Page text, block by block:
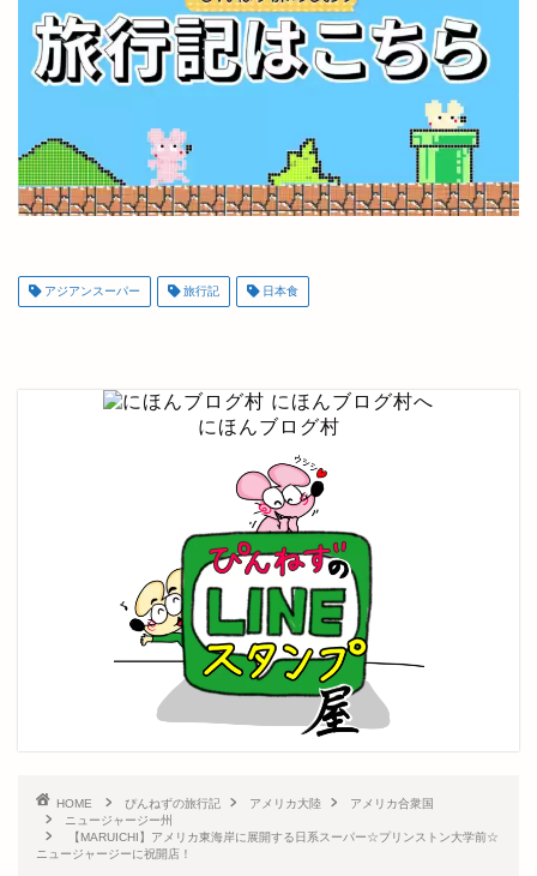
アジアンスーパー 旅行記 日本食
にほんブログ村
HOME ぴんねずの旅行記 アメリカ大陸
アメリカ合衆国
ニュージャージー州
【MARUICHI】アメリカ東海岸に展開する日系スーパー☆プリンストン大学前☆
ニュージャージーに祝開店！